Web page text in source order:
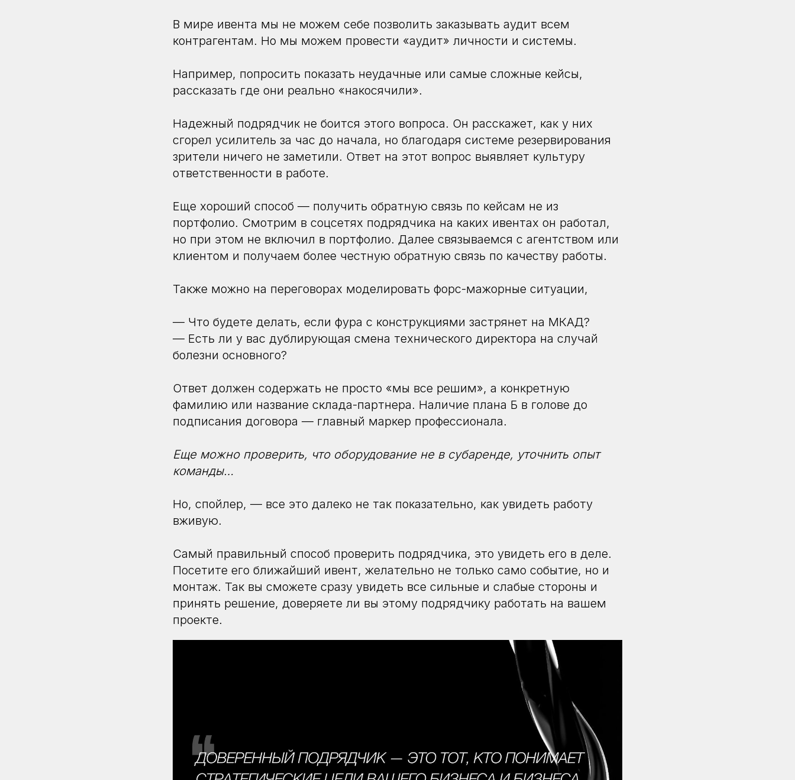
В мире ивента мы не можем себе позволить заказывать аудит всем
контрагентам. Но мы можем провести «аудит» личности и системы.
Например, попросить показать неудачные или самые сложные кейсы,
рассказать где они реально «накосячили».
Надежный подрядчик не боится этого вопроса. Он расскажет, как у них
сгорел усилитель за час до начала, но благодаря системе резервирования
зрители ничего не заметили. Ответ на этот вопрос выявляет культуру
ответственности в работе.
Еще хороший способ — получить обратную связь по кейсам не из
портфолио. Смотрим в соцсетях подрядчика на каких ивентах он работал,
но при этом не включил в портфолио. Далее связываемся с агентством или
клиентом и получаем более честную обратную связь по качеству работы.
Также можно на переговорах моделировать форс-мажорные ситуации,
— Что будете делать, если фура с конструкциями застрянет на МКАД?
— Есть ли у вас дублирующая смена технического директора на случай
болезни основного?
Ответ должен содержать не просто «мы все решим», а конкретную
фамилию или название склада-партнера. Наличие плана Б в голове до
подписания договора — главный маркер профессионала.
Еще можно проверить, что оборудование не в субаренде, уточнить опыт
команды…
Но, спойлер, — все это далеко не так показательно, как увидеть работу
вживую.
Самый правильный способ проверить подрядчика, это увидеть его в деле.
Посетите его ближайший ивент, желательно не только само событие, но и
монтаж. Так вы сможете сразу увидеть все сильные и слабые стороны и
принять решение, доверяете ли вы этому подрядчику работать на вашем
проекте.